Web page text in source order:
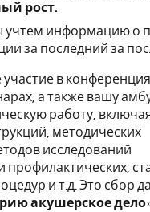
рост.
учтем информацию о
за последний за
в
а также вашу
работу,
методических
исследований
профилактических,
и т.д. Это сбор
акушерское дело